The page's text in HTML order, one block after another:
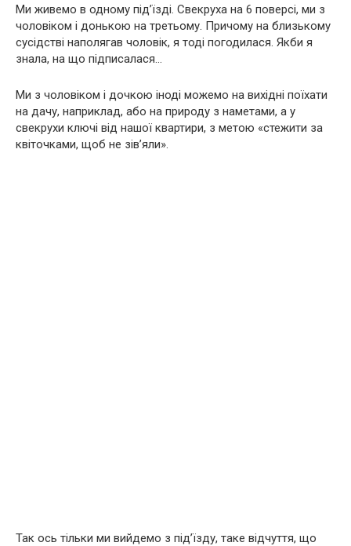
Ми живемо в одному під’їзді. Свекруха на 6 поверсі, ми з
чоловіком і донькою на третьому. Причому на близькому
сусідстві наполягав чоловік, я тоді погодилася. Якби я
знала, на що підписалася…
Ми з чоловіком і дочкою іноді можемо на вихідні поїхати
на дачу, наприклад, або на природу з наметами, а у
свекрухи ключі від нашої квартири, з метою «стежити за
квіточками, щоб не зів’яли».
Так ось тільки ми вийдемо з під’їзду, таке відчуття, що